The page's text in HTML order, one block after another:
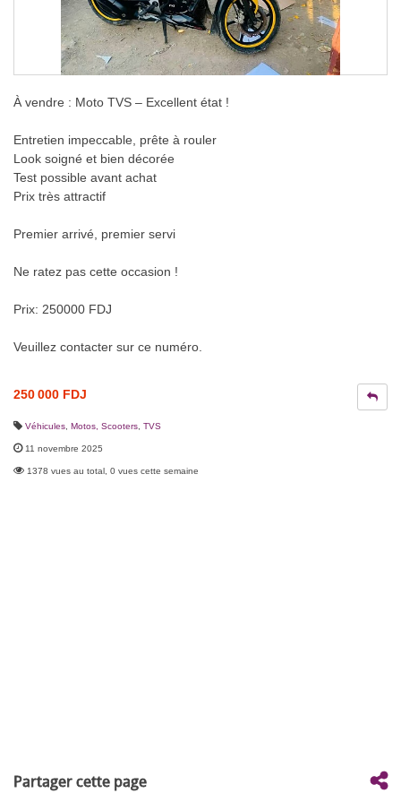
À vendre : Moto TVS – Excellent état !
Entretien impeccable, prête à rouler
Look soigné et bien décorée
Test possible avant achat
Prix très attractif
Premier arrivé, premier servi
Ne ratez pas cette occasion !
Prix: 250000 FDJ
Veuillez contacter sur ce numéro.
250 000 FDJ
Véhicules Motos, Scooters TVS
11 novembre 2025
1378 vues au total, 0 vues cette semaine
Partager cette page